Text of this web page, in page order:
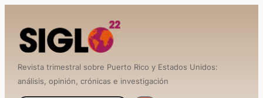
contenido
Revista trimestral sobre Puerto Rico y Estados Unidos:
análisis, opinión, crónicas e investigación